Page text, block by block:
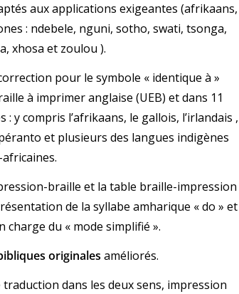
aux applications exigeantes (afrikaans,
: ndebele, nguni, sotho, swati, tsonga,
xhosa et zoulou ).
pour le symbole « identique à »
à imprimer anglaise (UEB) et dans 11
y compris l’afrikaans, le gallois, l’irlandais ,
et plusieurs des langues indigènes
braille et la table braille-impression
de la syllabe amharique « do » et
du « mode simplifié ».
originales améliorés.
dans les deux sens, impression